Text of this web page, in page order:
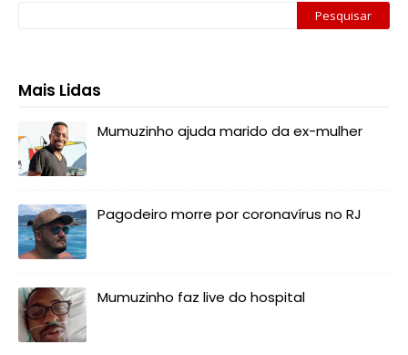
Mais Lidas
Mumuzinho ajuda marido da ex-mulher
Pagodeiro morre por coronavírus no RJ
Mumuzinho faz live do hospital